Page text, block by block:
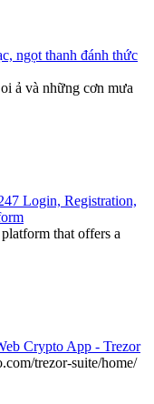
ngọt thanh đánh thức
ả và những cơn mưa
Login, Registration,
that offers a
Crypto App - Trezor
trezor-suite/home/